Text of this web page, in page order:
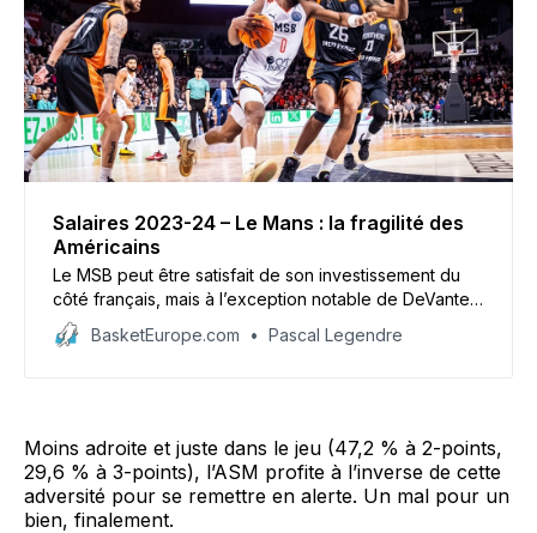
Salaires 2023-24 – Le Mans : la fragilité des
Américains
Le MSB peut être satisfait de son investissement du
côté français, mais à l’exception notable de DeVante
Jones, ses Américains sont trop fragiles pour lui
permettre de passer une saison confortable.
BasketEurope.com Pascal Legendre
Moins adroite et juste dans le jeu (47,2 % à 2-points,
29,6 % à 3-points), l’ASM profite à l’inverse de cette
adversité pour se remettre en alerte. Un mal pour un
bien, finalement.